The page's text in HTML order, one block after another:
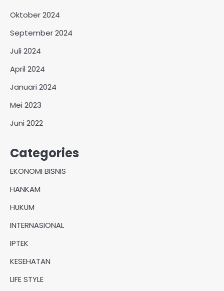
Oktober 2024
September 2024
Juli 2024
April 2024
Januari 2024
Mei 2023
Juni 2022
Categories
EKONOMI BISNIS
HANKAM
HUKUM
INTERNASIONAL
IPTEK
KESEHATAN
LIFE STYLE